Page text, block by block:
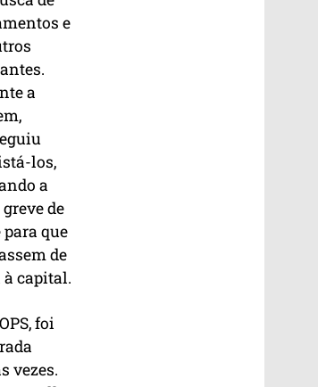
e
a
los,
a
de
que
de
capital.
foi
vezes.